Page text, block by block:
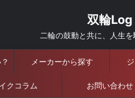
双輪Log
二輪の鼓動と共に、人生を
メーカーから探す
クコラム お問い合わせ